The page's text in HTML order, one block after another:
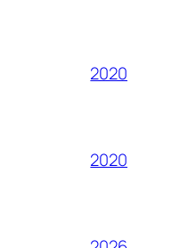
2020
2020